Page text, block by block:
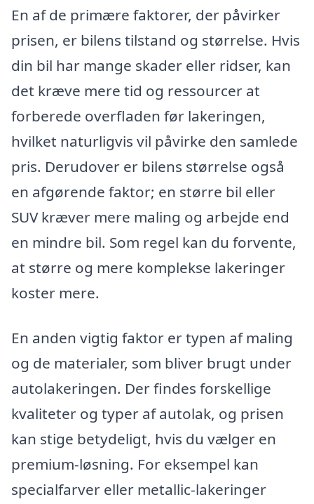
En af de primære faktorer, der påvirker
prisen, er bilens tilstand og størrelse. Hvis
din bil har mange skader eller ridser, kan
det kræve mere tid og ressourcer at
forberede overfladen før lakeringen,
hvilket naturligvis vil påvirke den samlede
pris. Derudover er bilens størrelse også
en afgørende faktor; en større bil eller
SUV kræver mere maling og arbejde end
en mindre bil. Som regel kan du forvente,
at større og mere komplekse lakeringer
koster mere.
En anden vigtig faktor er typen af maling
og de materialer, som bliver brugt under
autolakeringen. Der findes forskellige
kvaliteter og typer af autolak, og prisen
kan stige betydeligt, hvis du vælger en
premium-løsning. For eksempel kan
specialfarver eller metallic-lakeringer